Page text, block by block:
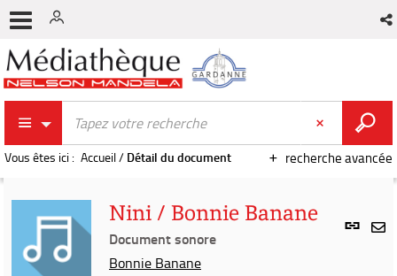
recherche avancée
Vous êtes ici : Accueil/ Détail du document
Lien
Nini / Bonnie Banane
Document sonore
Bonnie Banane